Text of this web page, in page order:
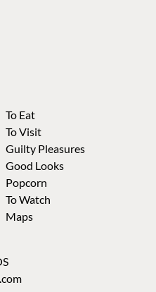
To Eat
To Visit
Guilty Pleasures
Good Looks
Popcorn
To Watch
Maps